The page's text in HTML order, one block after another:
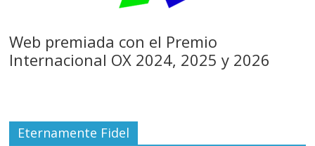
Web premiada con el Premio
Internacional OX 2024, 2025 y 2026
Eternamente Fidel